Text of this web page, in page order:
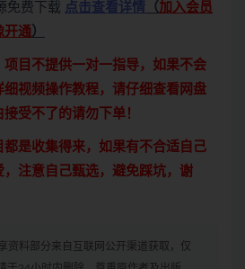
免费下载 点击查看详情 （加入会员
开通）
目不提供一对一指导，如果不会
视频操作教程，请仔细查看网盘
受不了的请勿下单！
是收集得来，如果有不合适自己
，注意自己甄选，避免踩坑，谢
资料部分来自互联网公开渠道获取，仅